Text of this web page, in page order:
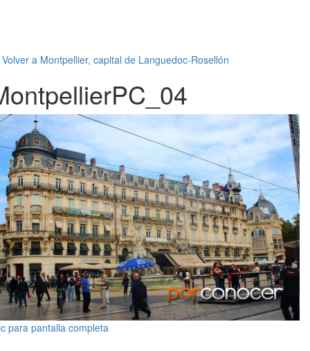
Volver a Montpellier, capital de Languedoc-Rosellón
para pantalla completa